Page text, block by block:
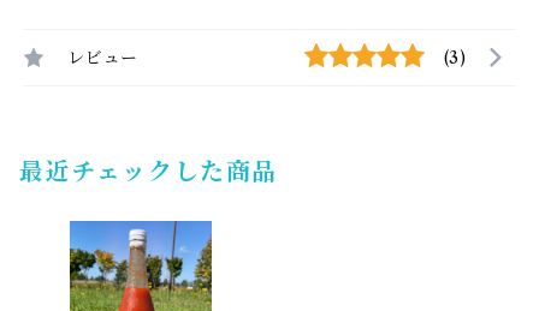
レビュー (3)
最近チェックした商品